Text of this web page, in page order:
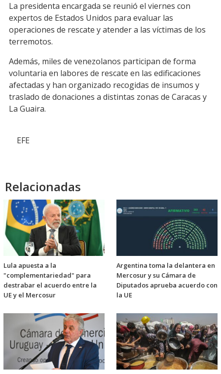
La presidenta encargada se reunió el viernes con
expertos de Estados Unidos para evaluar las
operaciones de rescate y atender a las víctimas de los
terremotos.
Además, miles de venezolanos participan de forma
voluntaria en labores de rescate en las edificaciones
afectadas y han organizado recogidas de insumos y
traslado de donaciones a distintas zonas de Caracas y
La Guaira.
EFE
Relacionadas
Lula apuesta a la
"complementariedad" para
destrabar el acuerdo entre la
UE y el Mercosur
Argentina toma la delantera en
Mercosur y su Cámara de
Diputados aprueba acuerdo con
la UE